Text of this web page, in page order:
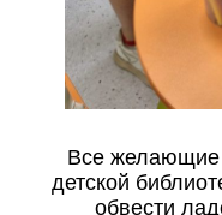
Все желающие
детской
обвести